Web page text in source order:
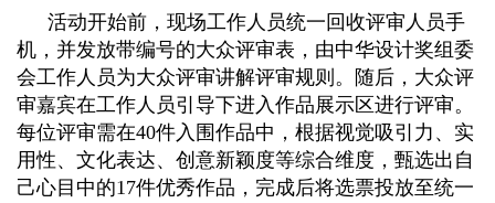
活动开始前，现场工作人员统一回收评审人员手
机，并发放带编号的大众评审表， 由中华设计奖组委
会工作人员为大众评审讲解评审规则。 随后， 大众评
审嘉宾在工作人员引导下进入作品展示区进行评审。
每位评审需在40件入围作品中，根据视觉吸引力、实
用性、文化表达、创意新颖度等综合维度，甄选出自
己心目中的17件优秀作品，完成后将选票投放至统一